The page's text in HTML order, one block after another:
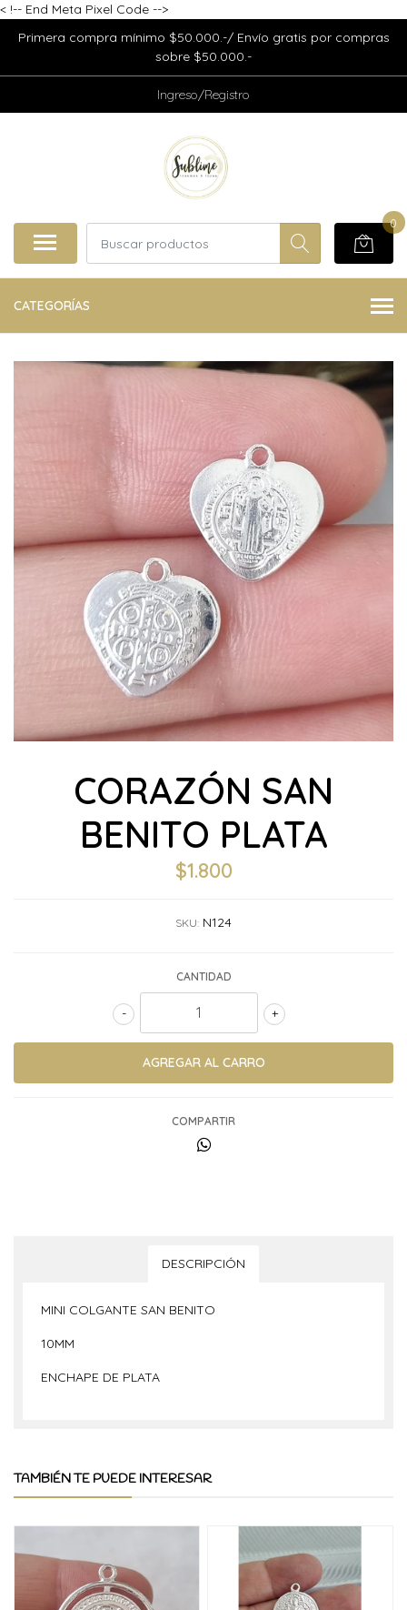
< !-- End Meta Pixel Code -->
Primera compra mínimo $50.000.-/ Envío gratis por compras
sobre $50.000.-
Ingreso/Registro
0
CATEGORÍAS
CORAZÓN SAN
BENITO PLATA
$1.800
SKU: N124
CANTIDAD
+
-
COMPARTIR
DESCRIPCIÓN
MINI COLGANTE SAN BENITO
10MM
ENCHAPE DE PLATA
TAMBIÉN TE PUEDE INTERESAR